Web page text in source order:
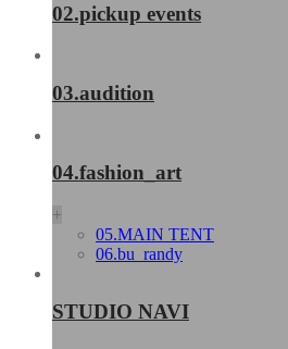
02.pickup events
03.audition
04.fashion_art
+
05.MAIN TENT
06.bu_randy
STUDIO NAVI